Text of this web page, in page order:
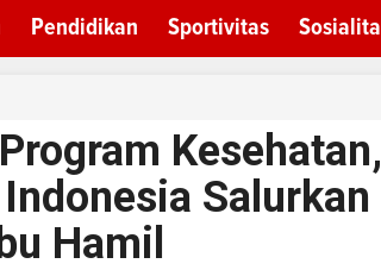
Pendidikan Sportivitas Sosialita
Kesehatan,
Salurkan
Hamil